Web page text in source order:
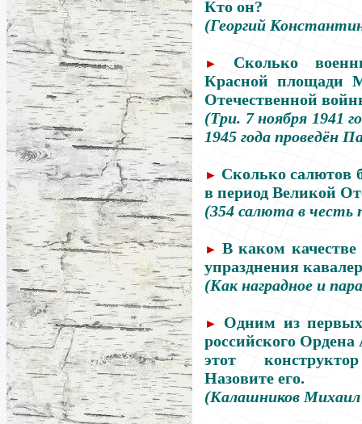
Кто он?
(Георгий
►
Сколько
Красной площади
Отечественной
(Три. 7 ноября 1941
1945 года проведён
► Сколько салютов
в период Великой
(354 салюта в честь
► В каком
упразднения
(Как наградное и
►
Одним из первых
российского Ордена
этот
Назовите его.
(Калашников